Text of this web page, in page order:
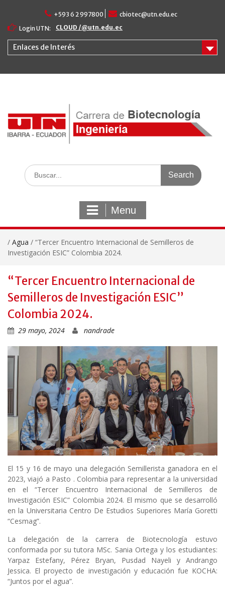
content
+593 6 2 997800
cbiotec@utn.edu.ec
Login UTN:
CLOUD /@utn.edu.ec
Enlaces de Interés
Search
for:
Menu
/ Agua / “Tercer Encuentro Internacional de Semilleros de
Investigación ESIC” Colombia 2024.
“Tercer Encuentro Internacional de
Semilleros de Investigación ESIC”
Colombia 2024.
29 mayo, 2024 nandrade
El 15 y 16 de mayo una delegación Semillerista ganadora en el
2023, viajó a Pasto . Colombia para representar a la universidad
en el “Tercer Encuentro Internacional de Semilleros de
Investigación ESIC” Colombia 2024. El mismo que se desarrolló
en la Universitaria Centro De Estudios Superiores María Goretti
“Cesmag”.
La delegación de la carrera de Biotecnología estuvo
conformada por su tutora MSc. Sania Ortega y los estudiantes:
Yarpaz Estefany, Pérez Bryan, Pusdad Nayeli y Andrango
Jessica. El proyecto de investigación y educación fue KOCHA:
“Juntos por el agua”.